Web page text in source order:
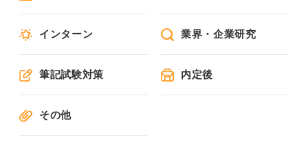
インターン 業界・企業研究
筆記試験対策 内定後
その他